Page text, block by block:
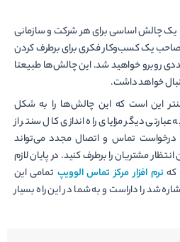
یک چالش اساسی برای هر شرکت و سازمانی
صاحب یک کسب‌و‌کار فکری برای برطرف کردن
روبرو خواهید شد. این چالش‌ها طبیعتا
خواهد داشت.
سنتر این است که این چالش‌ها را به شکل
دیگر مزایای راه اندازی کال سنتر از
تماس و اتصال مجدد می‌تواند
مشتریان را برطرف کنید. در پایان لازم
که نرم افزار مرکز تماس الوویپ تمامی این
شد را داراست و به شما در این راه بسیار